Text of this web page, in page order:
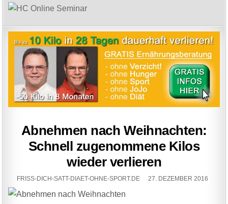
Abnehmen nach Weihnachten:
Schnell zugenommene Kilos
wieder verlieren
FRISS-DICH-SATT-DIAET-OHNE-SPORT.DE 27. DEZEMBER 2016